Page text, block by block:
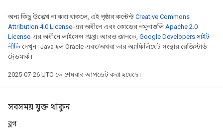
অন্য কিছু উল্লেখ না করা থাকলে, এই পৃষ্ঠার কন্টেন্ট Creative Commons
Attribution 4.0 License-এর অধীনে এবং কোডের নমুনাগুলিApache 2.0
License-এর অধীনে লাইসেন্স প্রাপ্ত। আরও জানতে, Google Developers সাইট
নীতি দেখুন। Java হল Oracle এবং/অথবা তার অ্যাফিলিয়েট সংস্থার রেজিস্টার্ড
ট্রেডমার্ক।
2025-07-26 UTC-তে শেষবার আপডেট করা হয়েছে।
সবসময় যুক্ত থাকুন
ব্লগ